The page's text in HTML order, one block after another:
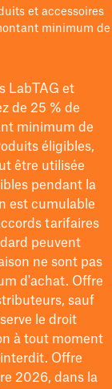
et accessoires
minimum de
LabTAG et
de 25 % de
minimum de
éligibles,
être utilisée
pendant la
est cumulable
tarifaires
peuvent
ne sont pas
d'achat. Offre
sauf
le droit
à tout moment
Offre
2026, dans la